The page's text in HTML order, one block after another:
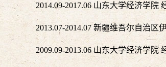
2014.09-2017.06 山东大学经济学院
2013.07-2014.07 新疆维吾尔自治区
2009.09-2013.06 山东大学经济学院